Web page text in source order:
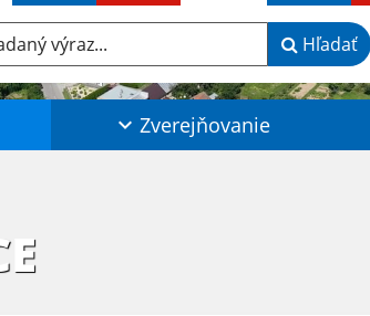
výraz... Hľadať
Zverejňovanie